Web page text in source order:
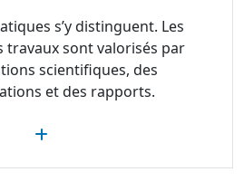
s’y distinguent. Les
travaux sont valorisés par
scientifiques, des
et des rapports.